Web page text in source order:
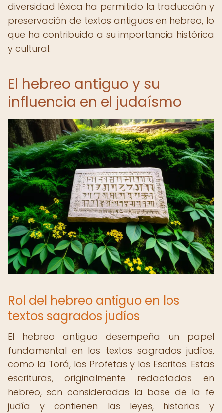
diversidad léxica ha permitido la traducción y
preservación de textos antiguos en hebreo, lo
que ha contribuido a su importancia histórica
y cultural.
El hebreo antiguo y su
influencia en el judaísmo
Rol del hebreo antiguo en los
textos sagrados judíos
El hebreo antiguo desempeña un papel
fundamental en los textos sagrados judíos,
como la Torá, los Profetas y los Escritos. Estas
escrituras, originalmente redactadas en
hebreo, son consideradas la base de la fe
judía y contienen las leyes, historias y